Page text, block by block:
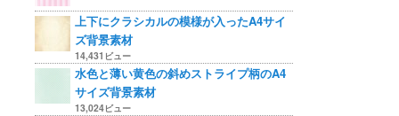
上下にクラシカルの模様が入ったA4サイ
ズ背景素材
14,431ビュー
水色と薄い黄色の斜めストライプ柄のA4
サイズ背景素材
13,024ビュー